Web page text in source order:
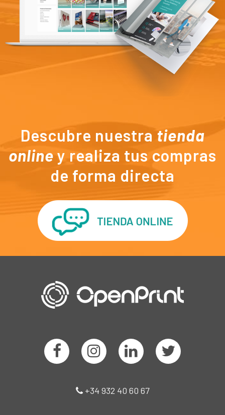
Descubre nuestra tienda
online y realiza tus compras
de forma directa
+34 932 40 60 67